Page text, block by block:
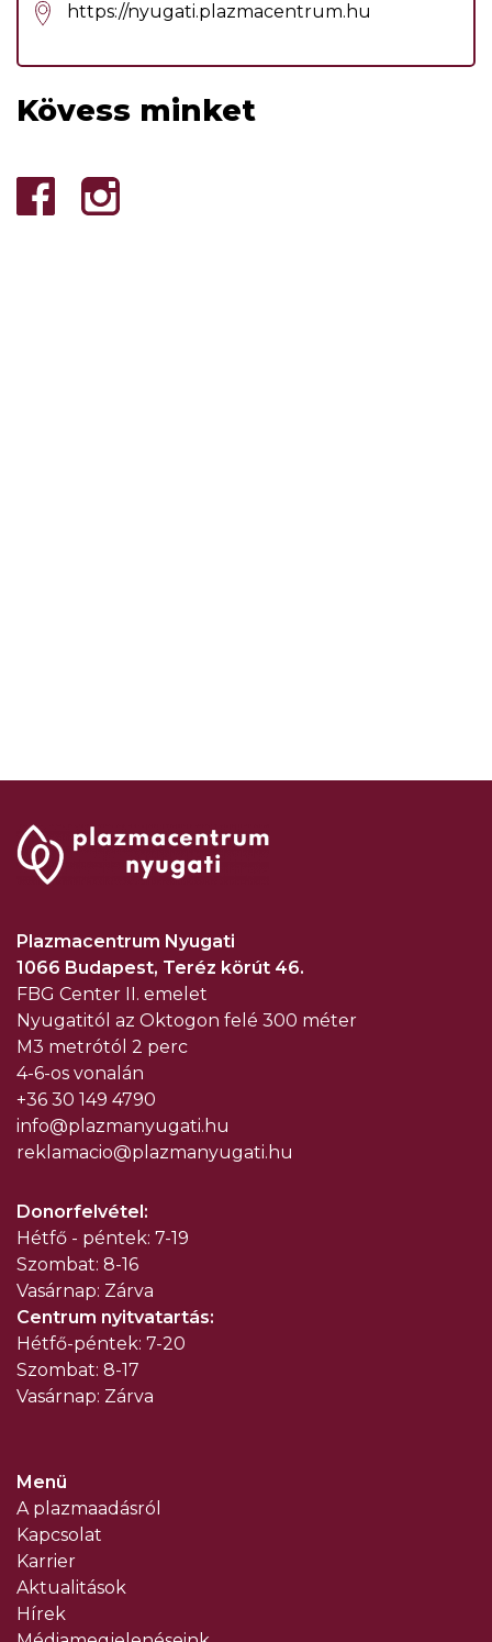
https://nyugati.plazmacentrum.hu
Kövess minket
Plazmacentrum Nyugati
1066 Budapest, Teréz körút 46.
FBG Center II. emelet
Nyugatitól az Oktogon felé 300 méter
M3 metrótól 2 perc
4-6-os vonalán
+36 30 149 4790
info@plazmanyugati.hu
reklamacio@plazmanyugati.hu
Donorfelvétel:
Hétfő - péntek: 7-19
Szombat: 8-16
Vasárnap: Zárva
Centrum nyitvatartás:
Hétfő-péntek: 7-20
Szombat: 8-17
Vasárnap: Zárva
Menü
A plazmaadásról
Kapcsolat
Karrier
Aktualitások
Hírek